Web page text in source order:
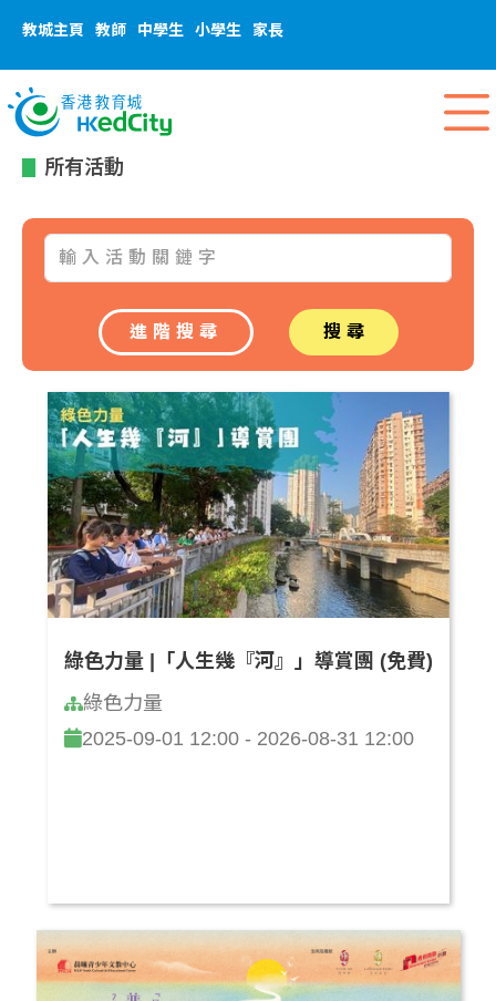
教城主頁 教師 中學生 小學生 家長
所有活動
進階搜尋 搜尋
綠色力量 |「人生幾『河』」導賞團 (免費)
綠色力量
2025-09-01 12:00 - 2026-08-31 12:00